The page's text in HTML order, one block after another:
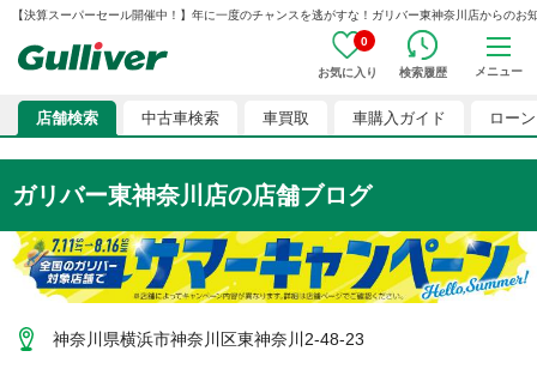
【決算スーパーセール開催中！】年に一度のチャンスを逃がすな！ガリバー東神奈川店からの
0
お気に入り 検索履歴 メニュー
店舗検索 中古車検索 車買取 車購入ガイド ローン
ガリバー東神奈川店の店舗ブログ
神奈川県横浜市神奈川区東神奈川2-48-23